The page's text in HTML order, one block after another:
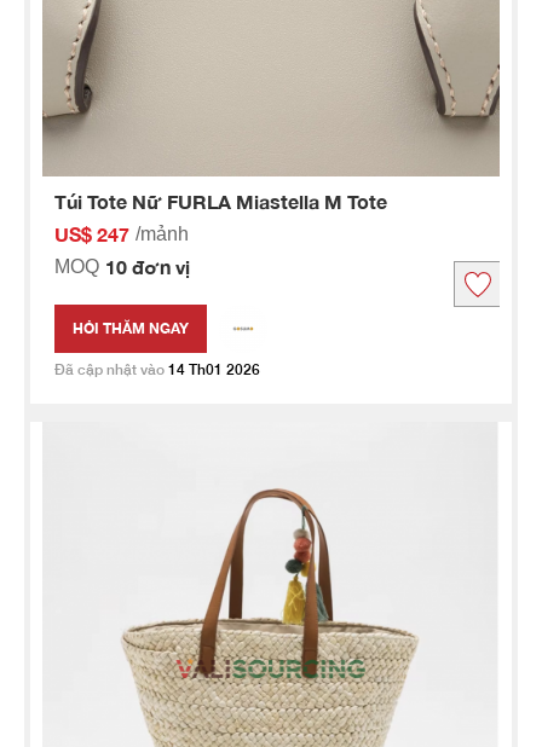
Túi Tote Nữ FURLA Miastella M Tote
US$ 247 /mảnh
MOQ 10 đơn vị
HỎI THĂM NGAY
Đã cập nhật vào 14 Th01 2026